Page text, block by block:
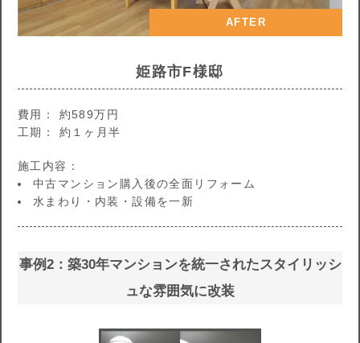
AFTER
姫路市F様邸
費用： 約589万円
工期： 約１ヶ月半
施工内容：
中古マンション購入後の全面リフォーム
水まわり・内装・設備を一新
事例2：築30年マンションを統一されたスタイリッシ
ュな雰囲気に改装